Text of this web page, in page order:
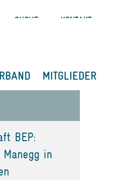
SUCHE KONTAKT
MITGLIEDER
BEP:
in